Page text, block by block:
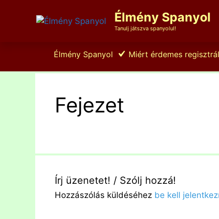
Élmény Spanyol
Tanulj játszva spanyolul!
Élmény Spanyol Miért érdemes
Fejezet
Írj üzenetet! / Szólj hozzá!
Hozzászólás küldéséhez be kell